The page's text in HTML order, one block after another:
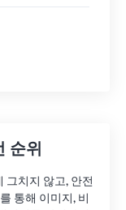
순위
그치지 않고, 안전
통해 이미지, 비